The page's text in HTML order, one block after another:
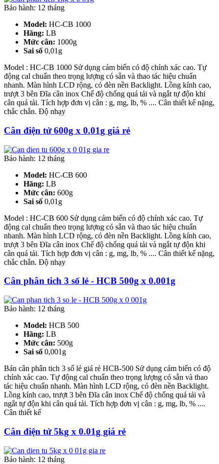
Bảo hành: 12 tháng
Model: HC-CB 1000
Hãng: LB
Mức cân: 1000g
Sai số 0,01g
Model : HC-CB 1000 Sử dụng cảm biến có độ chính xác cao. Tự
động cal chuẩn theo trọng lượng có sẵn và thao tác hiệu chuẩn
nhanh. Màn hình LCD rộng, có đèn nền Backlight. Lồng kính cao,
trượt 3 bên Đĩa cân inox Chế độ chống quá tải và ngắt tự độn khi
cân quá tải. Tích hợp đơn vị cân : g, mg, lb, % .... Cân thiết kế nặng,
chắc chắn. Độ nhạy
Cân điện tử 600g x 0.01g giá rẻ
Bảo hành: 12 tháng
Model: HC-CB 600
Hãng: LB
Mức cân: 600g
Sai số 0,01g
Model : HC-CB 600 Sử dụng cảm biến có độ chính xác cao. Tự
động cal chuẩn theo trọng lượng có sẵn và thao tác hiệu chuẩn
nhanh. Màn hình LCD rộng, có đèn nền Backlight. Lồng kính cao,
trượt 3 bên Đĩa cân inox Chế độ chống quá tải và ngắt tự độn khi
cân quá tải. Tích hợp đơn vị cân : g, mg, lb, % .... Cân thiết kế nặng,
chắc chắn. Độ nhạy
Cân phân tich 3 số lẻ - HCB 500g x 0.001g
Bảo hành: 12 tháng
Model: HCB 500
Hãng: LB
Mức cân: 500g
Sai số 0,001g
Bán cân phân tich 3 số lẻ giá rẻ HCB-500 Sử dụng cảm biến có độ
chính xác cao. Tự động cal chuẩn theo trọng lượng có sẵn và thao
tác hiệu chuẩn nhanh. Màn hình LCD rộng, có đèn nền Backlight.
Lồng kính cao, trượt 3 bên Đĩa cân inox Chế độ chống quá tải và
ngắt tự độn khi cân quá tải. Tích hợp đơn vị cân : g, mg, lb, % ....
Cân thiết kế
Cân điện tử 5kg x 0.01g giá rẻ
Bảo hành: 12 tháng